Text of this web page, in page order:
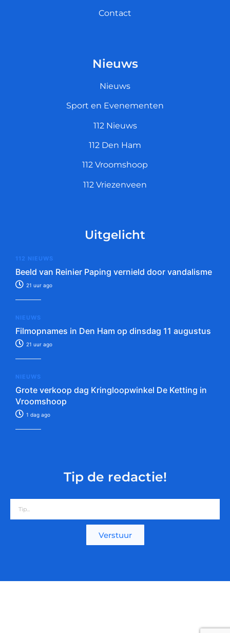
Contact
Nieuws
Nieuws
Sport en Evenementen
112 Nieuws
112 Den Ham
112 Vroomshoop
112 Vriezenveen
Uitgelicht
112 NIEUWS
Beeld van Reinier Paping vernield door vandalisme
21 uur ago
NIEUWS
Filmopnames in Den Ham op dinsdag 11 augustus
21 uur ago
NIEUWS
Grote verkoop dag Kringloopwinkel De Ketting in
Vroomshoop
1 dag ago
Tip de redactie!
Verstuur